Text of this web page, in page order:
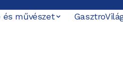
és művészet
most Baka Andrásig ért –